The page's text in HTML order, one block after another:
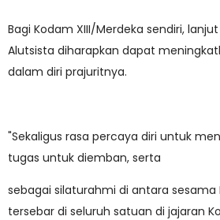
Bagi Kodam XIII/Merdeka sendiri,
Alutsista diharapkan dapat
dalam diri prajuritnya.
"Sekaligus rasa percaya diri untuk
tugas untuk diemban, serta
sebagai silaturahmi di antara sesama
tersebar di seluruh satuan di jajaran